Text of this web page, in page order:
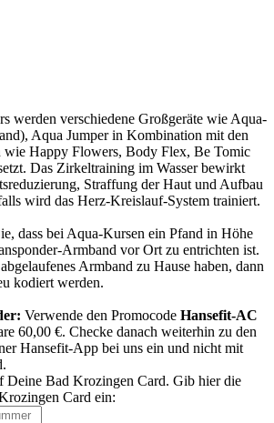
werden verschiedene Großgeräte wie Aqua-
Aqua Jumper in Kombination mit den
wie Happy Flowers, Body Flex, Be Tomic
Das Zirkeltraining im Wasser bewirkt
Straffung der Haut und Aufbau
wird das Herz-Kreislauf-System trainiert.
dass bei Aqua-Kursen ein Pfand in Höhe
Armband vor Ort zu entrichten ist.
Armband zu Hause haben, dann
kodiert werden.
Verwende den Promocode Hansefit-AC
60,00 €. Checke danach weiterhin zu den
Hansefit-App bei uns ein und nicht mit
Deine Bad Krozingen Card. Gib hier die
Card ein: